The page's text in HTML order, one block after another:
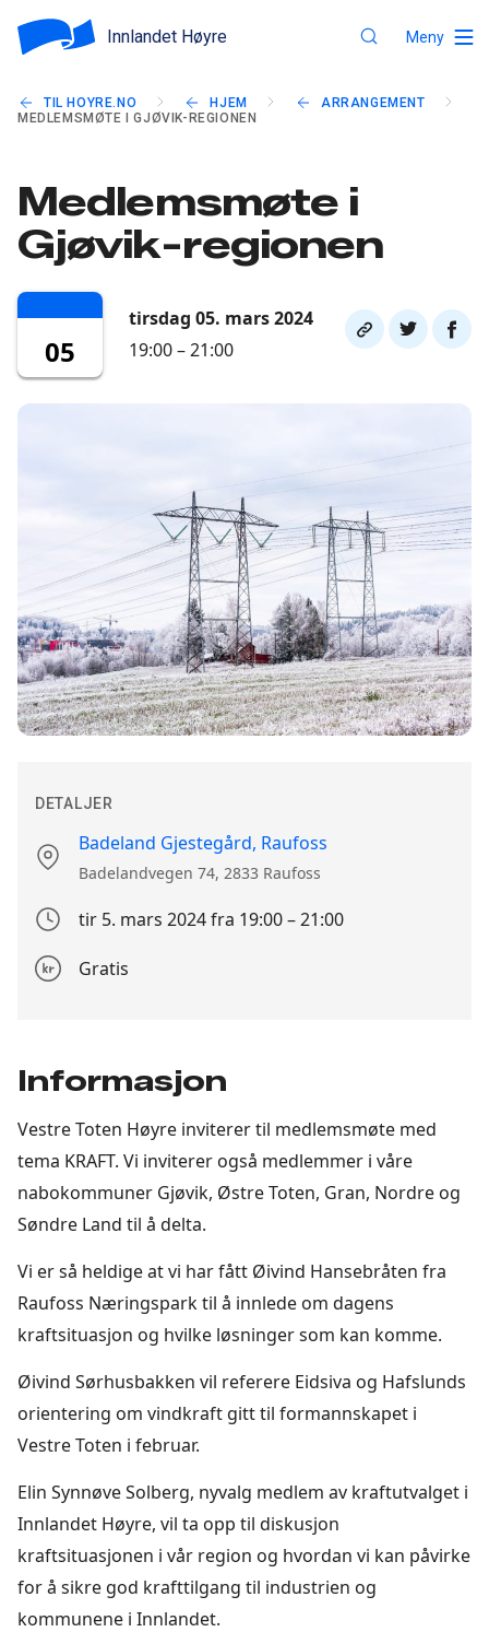
Innlandet Høyre Meny
TIL HOYRE.NO HJEM
ARRANGEMENT
MEDLEMSMØTE I GJØVIK-REGIONEN
Medlemsmøte i
Gjøvik-regionen
05
tirsdag 05. mars 2024
19:00 – 21:00
Del
link
Del
på
Del
på
DETALJER
Stedet
Badeland Gjestegård, Raufoss
Badelandvegen 74, 2833 Raufoss
Arrangement
dato
tir 5. mars 2024 fra 19:00 – 21:00
Påmeldingsdetajer
Gratis
Informasjon
Vestre Toten Høyre inviterer til medlemsmøte med
tema KRAFT. Vi inviterer også medlemmer i våre
nabokommuner Gjøvik, Østre Toten, Gran, Nordre og
Søndre Land til å delta.
Vi er så heldige at vi har fått Øivind Hansebråten fra
Raufoss Næringspark til å innlede om dagens
kraftsituasjon og hvilke løsninger som kan komme.
Øivind Sørhusbakken vil referere Eidsiva og Hafslunds
orientering om vindkraft gitt til formannskapet i
Vestre Toten i februar.
Elin Synnøve Solberg, nyvalg medlem av kraftutvalget i
Innlandet Høyre, vil ta opp til diskusjon
kraftsituasjonen i vår region og hvordan vi kan påvirke
for å sikre god krafttilgang til industrien og
kommunene i Innlandet.